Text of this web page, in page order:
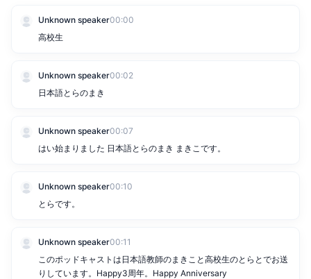
Unknown speaker00:00
高校生
Unknown speaker00:02
日本語とらのまき
Unknown speaker00:07
はい始まりました 日本語とらのまき まきこです。
Unknown speaker00:10
とらです。
Unknown speaker00:11
このポッドキャストは日本語教師のまきこと高校生のとらとでお送
りしています。Happy3周年。Happy Anniversary